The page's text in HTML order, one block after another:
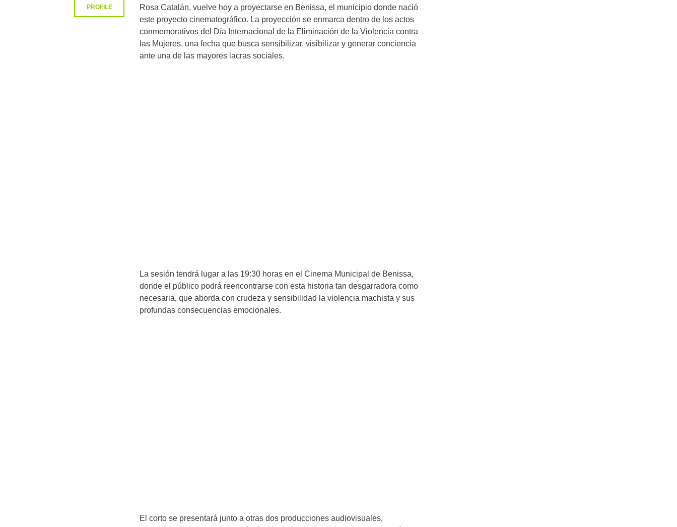
Rosa Catalán, vuelve hoy a proyectarse en Benissa, el municipio donde nació
este proyecto cinematográfico. La proyección se enmarca dentro de los actos
conmemorativos del Día Internacional de la Eliminación de la Violencia contra
las Mujeres, una fecha que busca sensibilizar, visibilizar y generar conciencia
ante una de las mayores lacras sociales.
La sesión tendrá lugar a las 19:30 horas en el Cinema Municipal de Benissa,
donde el público podrá reencontrarse con esta historia tan desgarradora como
necesaria, que aborda con crudeza y sensibilidad la violencia machista y sus
profundas consecuencias emocionales.
El corto se presentará junto a otras dos producciones audiovisuales,
PROFILE